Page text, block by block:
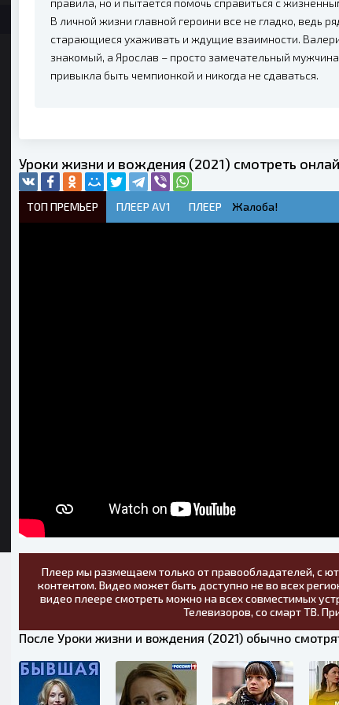
В личной жизни главной героини все не гладко, ведь
старающиеся ухаживать и ждущие взаимности.
знакомый, а Ярослав – просто замечательный
привыкла быть чемпионкой и никогда не сдаваться.
Уроки жизни и вождения (2021) смотреть
ТОП ПРЕМЬЕР ПЛЕЕР AV1 ПЛЕЕР Жалоба!
Плеер мы размещаем только от правообладателей, с
контентом. Видео может быть доступно не во всех
видео плеере смотреть можно на всех совместимых
Телевизоров, со смарт ТВ.
После Уроки жизни и вождения (2021) обычно